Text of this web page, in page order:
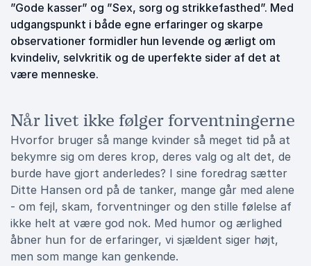
”Gode kasser” og ”Sex, sorg og strikkefasthed”. Med
udgangspunkt i både egne erfaringer og skarpe
observationer formidler hun levende og ærligt om
kvindeliv, selvkritik og de uperfekte sider af det at
være menneske.
Når livet ikke følger forventningerne
Hvorfor bruger så mange kvinder så meget tid på at
bekymre sig om deres krop, deres valg og alt det, de
burde have gjort anderledes? I sine foredrag sætter
Ditte Hansen ord på de tanker, mange går med alene
- om fejl, skam, forventninger og den stille følelse af
ikke helt at være god nok. Med humor og ærlighed
åbner hun for de erfaringer, vi sjældent siger højt,
men som mange kan genkende.